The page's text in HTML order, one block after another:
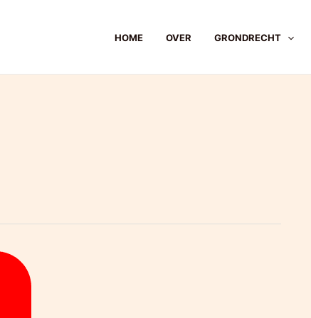
HOME OVER GRONDRECHT